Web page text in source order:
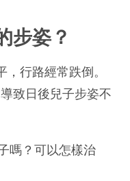
步姿？
行路經常跌倒。
致日後兒子步姿不
嗎？可以怎樣治